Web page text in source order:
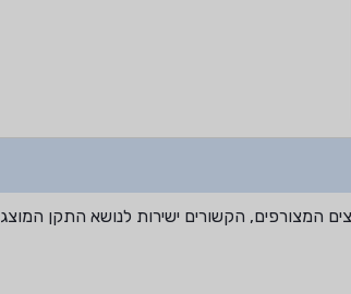
המצורפים, הקשורים ישירות לנושא התקן המוצג